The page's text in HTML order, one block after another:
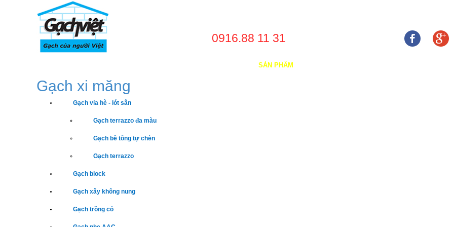
0916.88 11 31
SẢN PHẨM
Gạch xi măng
Gạch vỉa hè - lót sân
Gạch terrazzo đa màu
Gạch bê tông tự chèn
Gạch terrazzo
Gạch block
Gạch xây không nung
Gạch trồng cỏ